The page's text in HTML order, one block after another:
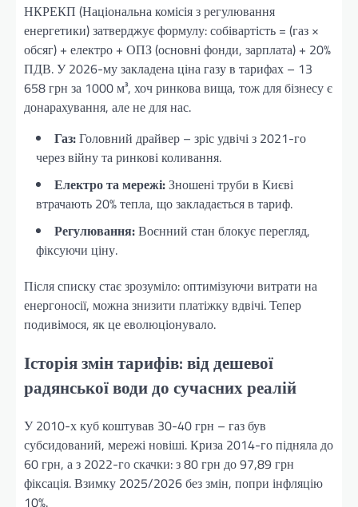
НКРЕКП (Національна комісія з регулювання
енергетики) затверджує формулу: собівартість = (газ ×
обсяг) + електро + ОПЗ (основні фонди, зарплата) + 20%
ПДВ. У 2026-му закладена ціна газу в тарифах – 13
658 грн за 1000 м³, хоч ринкова вища, тож для бізнесу є
донарахування, але не для нас.
Газ:Головний драйвер – зріс удвічі з 2021-го
через війну та ринкові коливання.
Електро та мережі:Зношені труби в Києві
втрачають 20% тепла, що закладається в тариф.
Регулювання:Воєнний стан блокує перегляд,
фіксуючи ціну.
Після списку стає зрозуміло: оптимізуючи витрати на
енергоносії, можна знизити платіжку вдвічі. Тепер
подивімося, як це еволюціонувало.
Історія змін тарифів: від дешевої
радянської води до сучасних реалій
У 2010-х куб коштував 30-40 грн – газ був
субсидований, мережі новіші. Криза 2014-го підняла до
60 грн, а з 2022-го скачки: з 80 грн до 97,89 грн
фіксація. Взимку 2025/2026 без змін, попри інфляцію
10%.